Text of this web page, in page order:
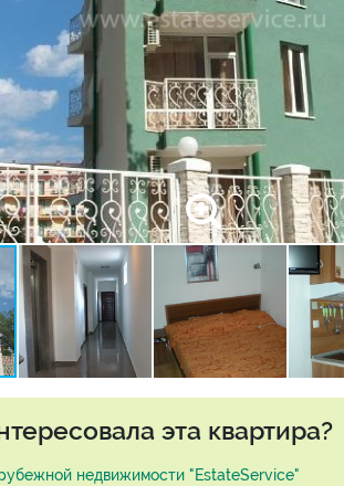
эта квартира?
недвижимости "EstateService"